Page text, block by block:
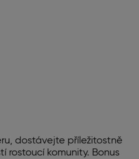
dostávejte příležitostně
rostoucí komunity. Bonus